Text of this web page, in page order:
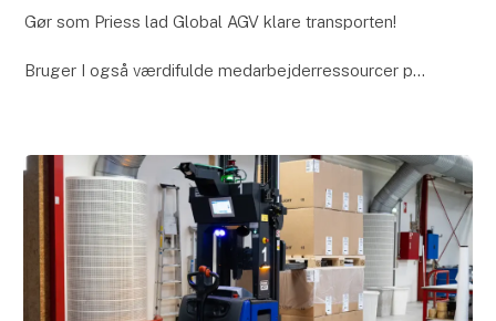
Gør som Priess lad Global AGV klare transporten!
Bruger I også værdifulde medarbejderressourcer på